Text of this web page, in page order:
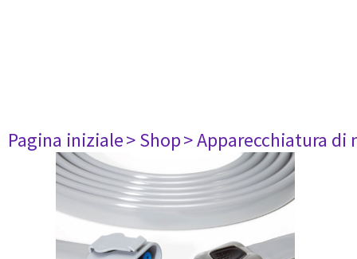
Pagina iniziale> Shop> Apparecchiatura